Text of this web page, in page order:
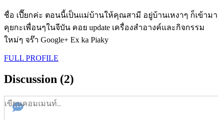
ชื่อ เปี๊ยกค่ะ ตอนนี้เป็นแม่บ้านให้คุณสามี อยู่บ้านเหงาๆ ก็เข้ามา
คุยกะเพื่อนๆในจีบัน คอย update เครื่องสำอางค์และกิจกรรม
ใหม่ๆ จร๊า Google+ Ex ka Piaky
FULL PROFILE
Discussion (2)